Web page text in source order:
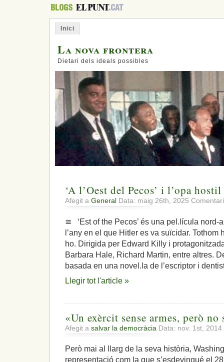
Inici
La nova frontera
Dietari dels ideals possibles
‘A l’Oest del Pecos’ i l’opa hostil
Afegit a General Data: maig 26th, 2025
≅ ‘Est of the Pecos’ és una pel.lícula nord-
l’any en el que Hitler es va suïcidar.
ho. Dirigida per Edward Killy i
Barbara Hale, Richard Martin, entre altres.
basada en una novel.la de l’escriptor i
Llegir tot l'article »
«Un exèrcit sense armes, però no
Afegit a salvar la democràcia Data: nov. 1st, 2014
Però mai al llarg de la seva història,
representació com la que s’esdevingué el